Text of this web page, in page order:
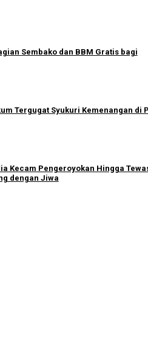
Sembako dan BBM Gratis bagi
Tergugat Syukuri Kemenangan di
Kecam Pengeroyokan Hingga
dengan Jiwa